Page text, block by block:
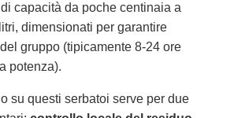
capacità da poche centinaia a
dimensionati per garantire
gruppo (tipicamente 8-24 ore
potenza).
su questi serbatoi serve per due